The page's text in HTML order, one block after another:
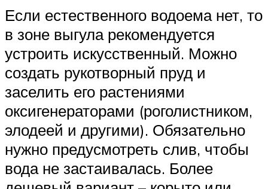
Если естественного водоема нет, то
в зоне выгула рекомендуется
устроить искусственный. Можно
создать рукотворный пруд и
заселить его растениями
оксигенераторами (роголистником,
элодеей и другими). Обязательно
нужно предусмотреть слив, чтобы
вода не застаивалась. Более